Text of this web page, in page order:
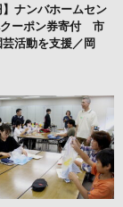
】ナンバホームセン
クーポン券寄付 市
活動を支援／岡